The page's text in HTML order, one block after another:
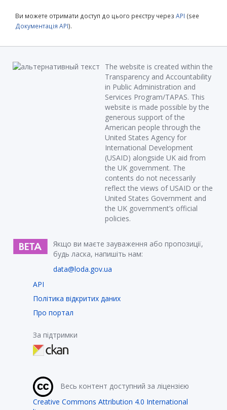
Ви можете отримати доступ до цього реєстру через API (see
Документація API).
The website is created within the
Transparency and Accountability
in Public Administration and
Services Program/TAPAS. This
website is made possible by the
generous support of the
American people through the
United States Agency for
International Development
(USAID) alongside UK aid from
the UK government. The
contents do not necessarily
reflect the views of USAID or the
United States Government and
the UK government’s official
policies.
Якщо ви маєте зауваження або пропозиції,
будь ласка, напишіть нам:
data@loda.gov.ua
API
Політика відкритих даних
Про портал
За підтримки
Весь контент доступний за ліцензією
Creative Commons Attribution 4.0 International